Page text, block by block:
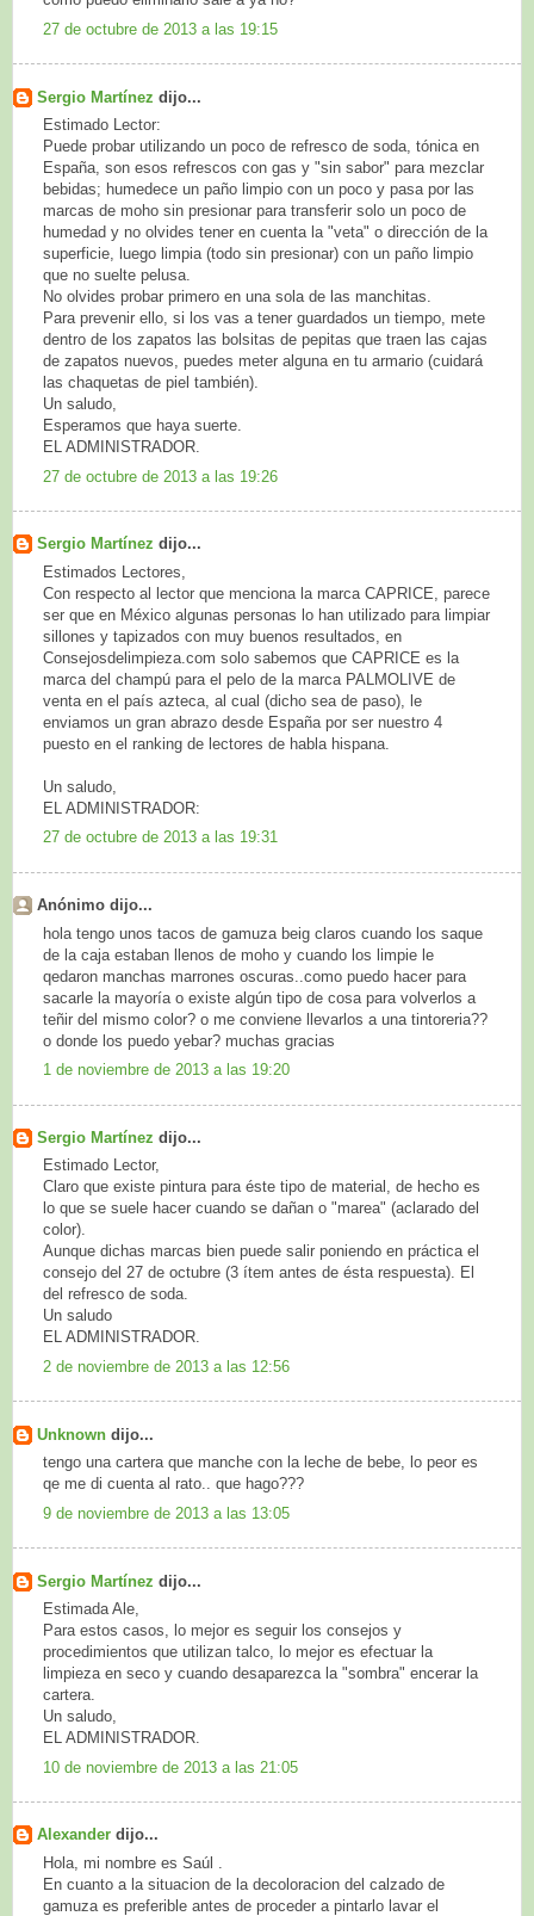
27 de octubre de 2013 a las 19:15
Sergio Martínez dijo...
Estimado Lector:
Puede probar utilizando un poco de refresco de soda, tónica en
España, son esos refrescos con gas y "sin sabor" para mezclar
bebidas; humedece un paño limpio con un poco y pasa por las
marcas de moho sin presionar para transferir solo un poco de
humedad y no olvides tener en cuenta la "veta" o dirección de la
superficie, luego limpia (todo sin presionar) con un paño limpio
que no suelte pelusa.
No olvides probar primero en una sola de las manchitas.
Para prevenir ello, si los vas a tener guardados un tiempo, mete
dentro de los zapatos las bolsitas de pepitas que traen las cajas
de zapatos nuevos, puedes meter alguna en tu armario (cuidará
las chaquetas de piel también).
Un saludo,
Esperamos que haya suerte.
EL ADMINISTRADOR.
27 de octubre de 2013 a las 19:26
Sergio Martínez dijo...
Estimados Lectores,
Con respecto al lector que menciona la marca CAPRICE, parece
ser que en México algunas personas lo han utilizado para limpiar
sillones y tapizados con muy buenos resultados, en
Consejosdelimpieza.com solo sabemos que CAPRICE es la
marca del champú para el pelo de la marca PALMOLIVE de
venta en el país azteca, al cual (dicho sea de paso), le
enviamos un gran abrazo desde España por ser nuestro 4
puesto en el ranking de lectores de habla hispana.
Un saludo,
EL ADMINISTRADOR:
27 de octubre de 2013 a las 19:31
Anónimo dijo...
hola tengo unos tacos de gamuza beig claros cuando los saque
de la caja estaban llenos de moho y cuando los limpie le
qedaron manchas marrones oscuras..como puedo hacer para
sacarle la mayoría o existe algún tipo de cosa para volverlos a
teñir del mismo color? o me conviene llevarlos a una tintoreria??
o donde los puedo yebar? muchas gracias
1 de noviembre de 2013 a las 19:20
Sergio Martínez dijo...
Estimado Lector,
Claro que existe pintura para éste tipo de material, de hecho es
lo que se suele hacer cuando se dañan o "marea" (aclarado del
color).
Aunque dichas marcas bien puede salir poniendo en práctica el
consejo del 27 de octubre (3 ítem antes de ésta respuesta). El
del refresco de soda.
Un saludo
EL ADMINISTRADOR.
2 de noviembre de 2013 a las 12:56
Unknown dijo...
tengo una cartera que manche con la leche de bebe, lo peor es
qe me di cuenta al rato.. que hago???
9 de noviembre de 2013 a las 13:05
Sergio Martínez dijo...
Estimada Ale,
Para estos casos, lo mejor es seguir los consejos y
procedimientos que utilizan talco, lo mejor es efectuar la
limpieza en seco y cuando desaparezca la "sombra" encerar la
cartera.
Un saludo,
EL ADMINISTRADOR.
10 de noviembre de 2013 a las 21:05
Alexander dijo...
Hola, mi nombre es Saúl .
En cuanto a la situacion de la decoloracion del calzado de
gamuza es preferible antes de proceder a pintarlo lavar el